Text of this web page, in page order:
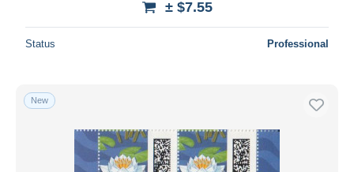
Seller's residence
± $7.55
Status Professional
New